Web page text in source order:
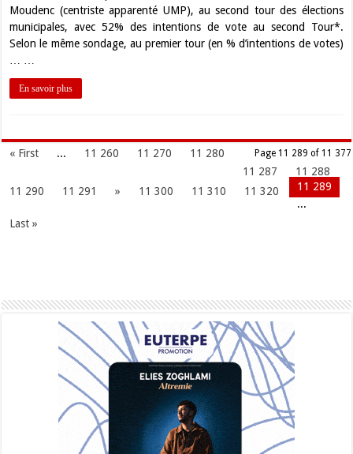
Moudenc (centriste apparenté UMP), au second tour des élections
municipales, avec 52% des intentions de vote au second Tour*.
Selon le même sondage, au premier tour (en % d’intentions de votes)
En savoir plus
Page 11 289 of 11 377
« First ... 11 260 11 270
11 280
11 287
11 288
11 289
11 290 11 291 » 11 300 11 310
11 320
...
Last »